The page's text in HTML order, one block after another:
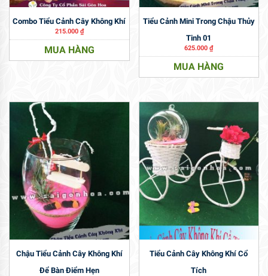
Combo Tiểu Cảnh Cây Không Khí
215.000 ₫
MUA HÀNG
Tiểu Cảnh Mini Trong Chậu Thủy
Tinh 01
625.000₫
MUA HÀNG
Chậu Tiểu Cảnh Cây Không Khí
Để Bàn Điểm Hẹn
Tiểu Cảnh Cây Không Khí Cổ
Tích